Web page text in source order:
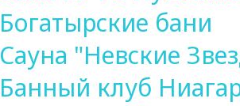
Богатырские бани
Сауна "Невские
Банный клуб